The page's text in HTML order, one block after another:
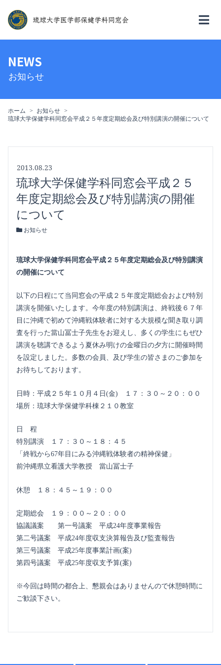
NEWS
お知らせ
ホーム
お知らせ
琉球大学保健学科同窓会平成２５年度定期総会及び特別講演の開催について
2013.08.23
琉球大学保健学科同窓会平成２５
年度定期総会及び特別講演の開催
について
お知らせ
琉球大学保健学科同窓会平成２５年度定期総会及び特別講演
の開催について
以下の日程にて当同窓会の平成２５年度定期総会および特別
講演を開催いたします。今年度の特別講演は、終戦後６７年
目に沖縄で初めて沖縄戦体験者に対する大規模な聞き取り調
査を行った當山冨士子先生をお迎えし、多くの学生にもぜひ
講演を聴講できるよう夏休み明けの金曜日の夕方に開催時間
を設定しました。多数の会員、及び学生の皆さまのご参加を
お待ちしております。
日時：平成２５年１０月４日(金) １７：３０～２０：００
場所：琉球大学保健学科棟２１０教室
日 程
特別講演 １７：３０～１８：４５
「終戦から67年目にみる沖縄戦体験者の精神保健」
前沖縄県立看護大学教授 當山冨士子
休憩 １８：４５～１９：００
定期総会 １９：００～２０：００
協議議案 第一号議案 平成24年度事業報告
第二号議案 平成24年度収支決算報告及び監査報告
第三号議案 平成25年度事業計画(案)
第四号議案 平成25年度収支予算(案)
※今回は時間の都合上、懇親会はありませんので休憩時間に
ご歓談下さい。